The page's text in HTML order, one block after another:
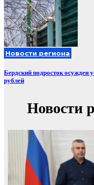
Новости региона
Бердский подросток осужден
рублей